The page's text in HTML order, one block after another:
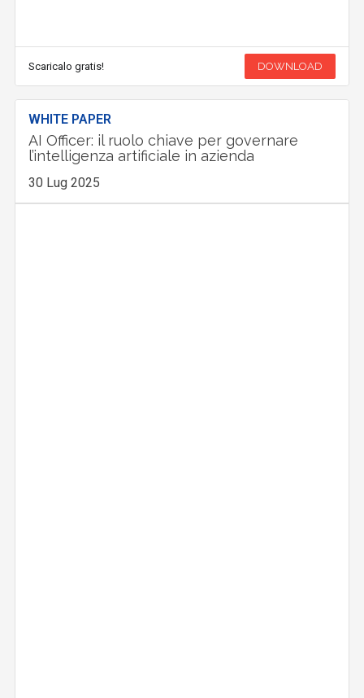
Scaricalo gratis! DOWNLOAD
WHITE PAPER
AI Officer: il ruolo chiave per governare
l’intelligenza artificiale in azienda
30 Lug 2025